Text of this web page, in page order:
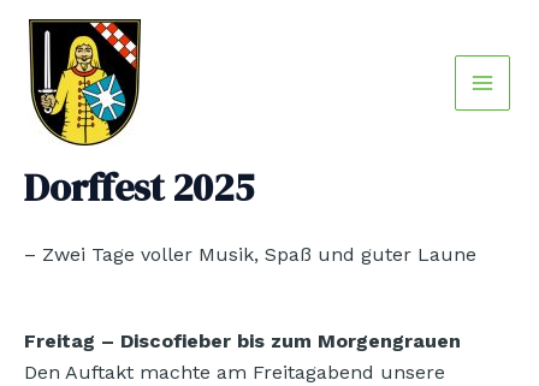
Zum
Inhalt
springen
Dorffest 2025
– Zwei Tage voller Musik, Spaß und guter Laune
Freitag – Discofieber bis zum Morgengrauen
Den Auftakt machte am Freitagabend unsere